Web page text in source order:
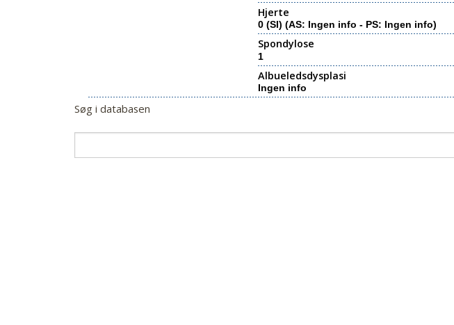
Hjerte
0 (SI) (AS: Ingen info - PS: Ingen info)
Spondylose
1
Albueledsdysplasi
Ingen info
Søg i databasen